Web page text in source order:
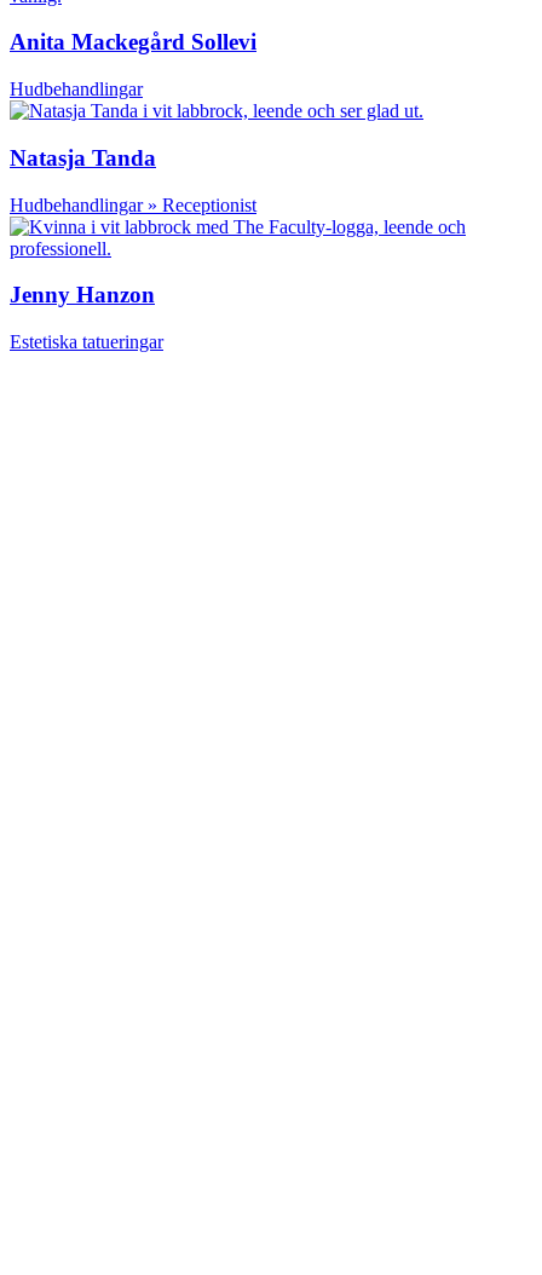
Anita Mackegård Sollevi
Hudbehandlingar
Natasja Tanda
Hudbehandlingar » Receptionist
Jenny Hanzon
Estetiska tatueringar